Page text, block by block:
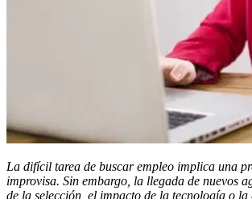
La difícil tarea de buscar empleo implica una
improvisa. Sin embargo, la llegada de nuevos
de la selección, el impacto de la tecnología o la